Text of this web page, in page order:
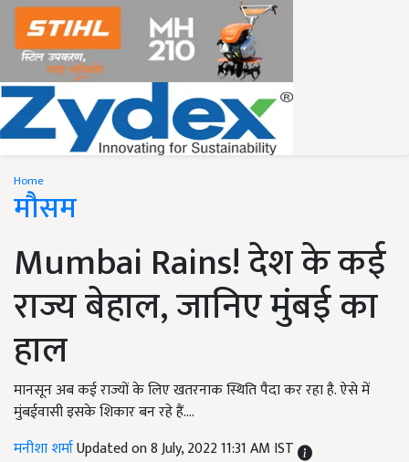
Home
मौसम
Mumbai Rains! देश के कई
राज्य बेहाल, जानिए मुंबई का
हाल
मानसून अब कई राज्यों के लिए खतरनाक स्थिति पैदा कर रहा है. ऐसे में
मुंबईवासी इसके शिकार बन रहे हैं....
मनीशा शर्माUpdated on 8 July, 2022 11:31 AM IST